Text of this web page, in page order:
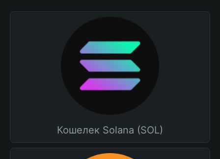
Кошелек Solana (SOL)